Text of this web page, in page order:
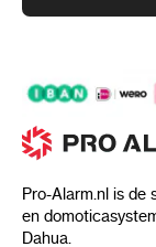
Pro-Alarm.nl is de
en
Dahua.